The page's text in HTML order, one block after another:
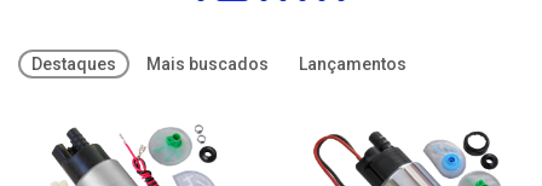
Destaques Mais buscados Lançamentos